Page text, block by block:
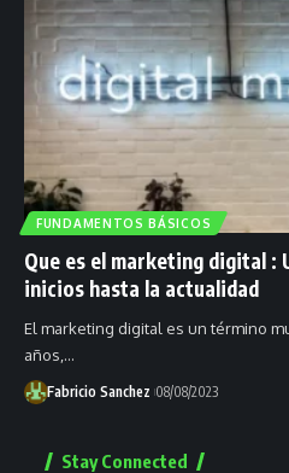
FUNDAMENTOS BÁSICOS
Que es el marketing digital :
inicios hasta la actualidad
El marketing digital es un término
años,…
Fabricio Sanchez 08/08/2023
Stay Connected